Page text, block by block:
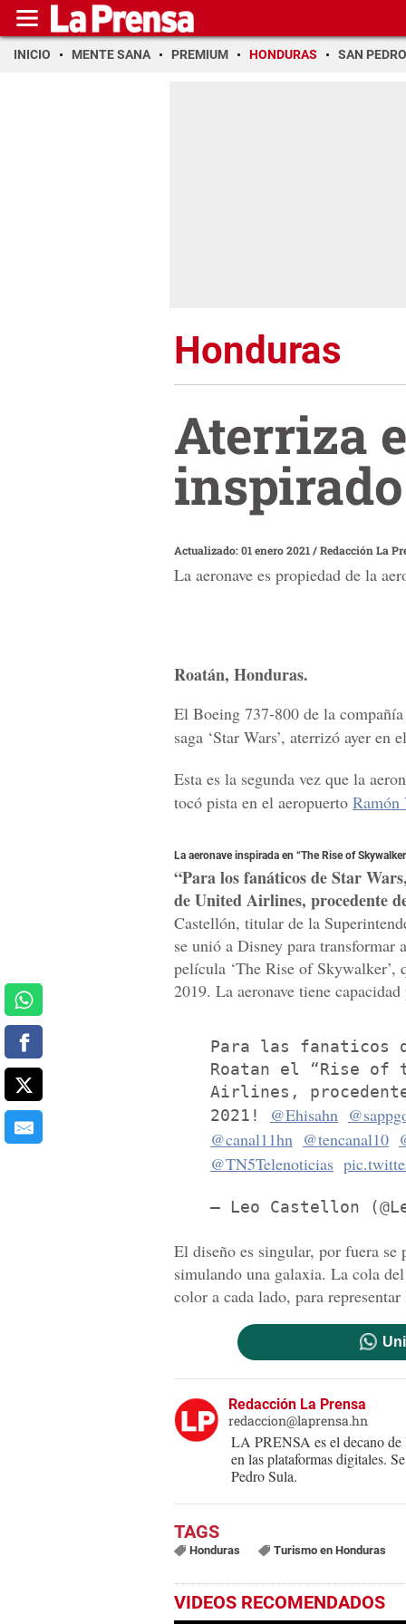
INICIO MENTE SANA PREMIUM HONDURAS SAN PEDRO
Honduras
Aterriza
Actualizado: 01 enero 2021 /Redacción La
La aeronave es propiedad de la
Roatán, Honduras.
El Boeing 737-800 de la
saga ‘Star Wars’, aterrizó ayer en el
Esta es la segunda vez que la
tocó pista en el aeropuerto Ramón
La aeronave inspirada en “The Rise of
“Para los fanáticos de Star
de United Airlines, procedente
Castellón, titular de la
se unió a Disney para transformar
película ‘The Rise of Skywalker’,
2019. La aeronave tiene capacidad
Para las fanaticos
Roatan el “Rise of
Airlines,
2021! @Ehisahn
@canal11hn @tencanal10
@TN5Telenoticias
— Leo Castellon
El diseño es singular, por fuera se
simulando una galaxia. La cola
color a cada lado, para
Redacción La Prensa
redaccion@laprensa.hn
LA PRENSA es el decano de
en las plataformas digitales.
Pedro Sula.
Honduras Turismo en Honduras
VIDEOS RECOMENDADOS